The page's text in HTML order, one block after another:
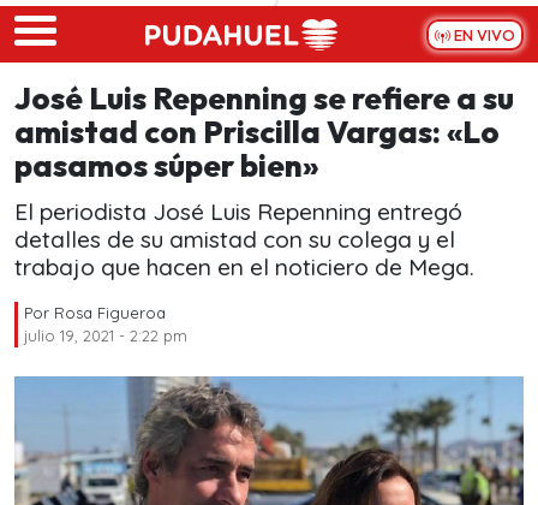
Skip to main content
EN VIVO
José Luis Repenning se refiere a su
amistad con Priscilla Vargas: «Lo
pasamos súper bien»
El periodista José Luis Repenning entregó
detalles de su amistad con su colega y el
trabajo que hacen en el noticiero de Mega.
Por Rosa Figueroa
julio 19, 2021 - 2:22 pm